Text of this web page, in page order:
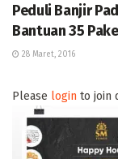
Peduli Banjir
Bantuan 35
28 Maret, 2016
Please login to join